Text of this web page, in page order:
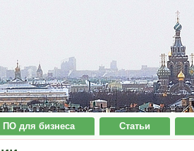
ПО для бизнеса Статьи